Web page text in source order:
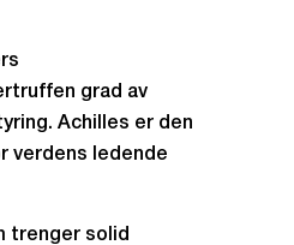
grad av
Achilles er den
verdens ledende
trenger solid